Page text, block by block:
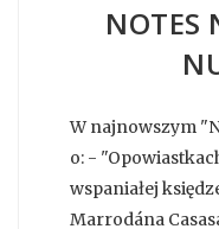
NOTES
W najnowszym
o: -
wspaniałej
Marrodána